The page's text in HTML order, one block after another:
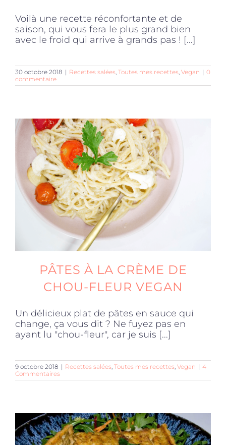
Voilà une recette réconfortante et de
saison, qui vous fera le plus grand bien
avec le froid qui arrive à grands pas ! [...]
30 octobre 2018 | Recettes salées Toutes mes recettes Vegan | 0
commentaire
PÂTES À LA CRÈME DE
CHOU-FLEUR VEGAN
Un délicieux plat de pâtes en sauce qui
change, ça vous dit ? Ne fuyez pas en
ayant lu "chou-fleur", car je suis [...]
9 octobre 2018 | Recettes salées Toutes mes recettes Vegan | 4
Commentaires